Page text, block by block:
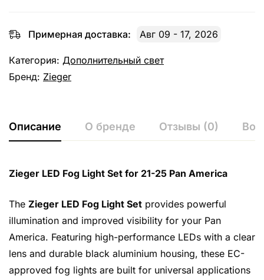
Примерная доставка: Авг 09 - 17, 2026
Категория: Дополнительный свет
Бренд: Zieger
Описание О бренде Отзывы (0)
Zieger LED Fog Light Set for 21-25 Pan America
The Zieger LED Fog Light Set provides powerful
illumination and improved visibility for your Pan
America. Featuring high-performance LEDs with a clear
lens and durable black aluminium housing, these EC-
approved fog lights are built for universal applications